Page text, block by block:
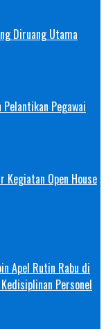
Diruang Utama
Pelantikan Pegawai
Kegiatan Open House
Apel Rutin Rabu di
Personel